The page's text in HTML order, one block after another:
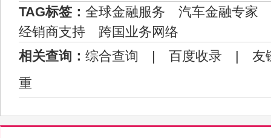
TAG标签： 全球金融服务
汽车金融专家
经销商支持
跨国业务网络
相关查询： 综合查询 | 百度收录 | 友
重